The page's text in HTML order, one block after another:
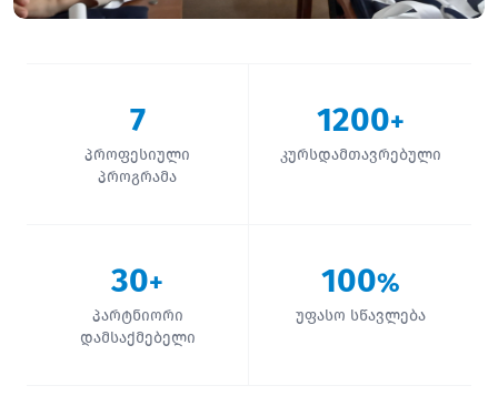
7
პროფესიული
პროგრამა
1200+
კურსდამთავრებული
30+
პარტნიორი
დამსაქმებელი
100%
უფასო სწავლება